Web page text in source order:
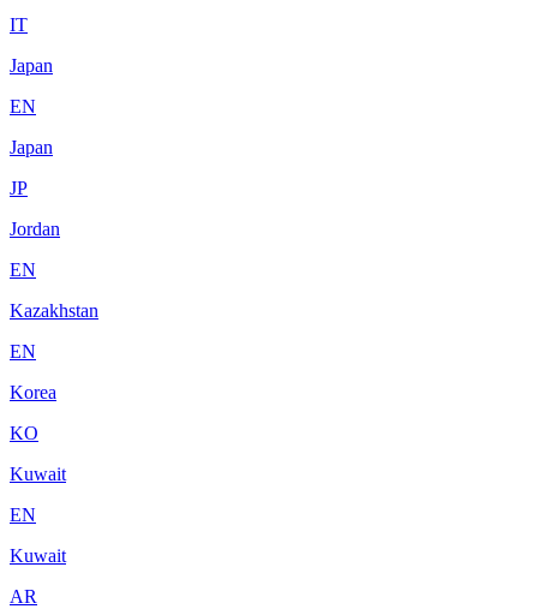
IT
Japan
EN
Japan
JP
Jordan
EN
Kazakhstan
EN
Korea
KO
Kuwait
EN
Kuwait
AR